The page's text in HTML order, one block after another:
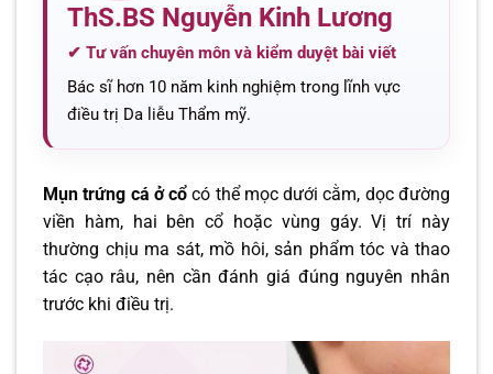
ThS.BS Nguyễn Kinh Lương
✔ Tư vấn chuyên môn và kiểm duyệt bài viết
Bác sĩ hơn 10 năm kinh nghiệm trong lĩnh vực
điều trị Da liễu Thẩm mỹ.
Mụn trứng cá ở cổ có thể mọc dưới cằm, dọc đường
viền hàm, hai bên cổ hoặc vùng gáy. Vị trí này
thường chịu ma sát, mồ hôi, sản phẩm tóc và thao
tác cạo râu, nên cần đánh giá đúng nguyên nhân
trước khi điều trị.